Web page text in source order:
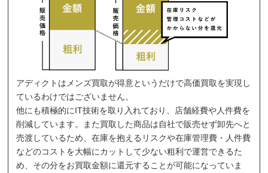
アディクトはメンズ買取が得意というだけで高価買取を実現し
ているわけではございません。
他にも積極的にIT技術を取り入れており、店舗経費や人件費を
削減しています。また買取した商品は自社で販売せず卸先へと
売渡しているため、在庫を抱えるリスクや在庫管理費・人件費
などのコストを大幅にカットして少ない粗利で運営できるた
め、その分をお買取金額に還元することが可能になっていま